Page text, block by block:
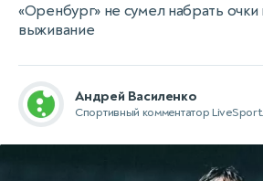
«Оренбург» не сумел набрать очки
выживание
Андрей Василенко
Спортивный комментатор